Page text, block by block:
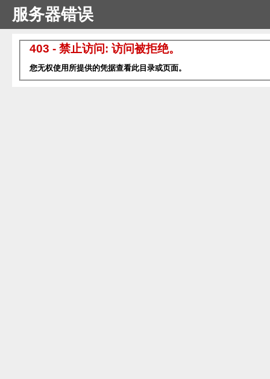
服务器错误
403 - 禁止访问: 访问被拒绝。
您无权使用所提供的凭据查看此目录或页面。